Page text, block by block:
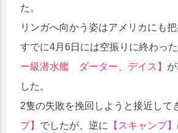
た。
リンガへ向かう姿はアメリカにも把
すでに4月6日には空振りに終わっ
ー級潜水艦 ダーター、デイス】
した。
2隻の失敗を挽回しようと接近して
プ】 でしたが、逆に 【スキャンプ】